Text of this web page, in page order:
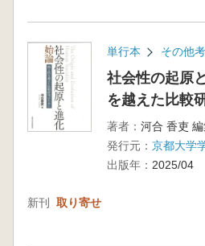
単行本 その他
社会性の起原
を越えた比較
著者： 河合 香吏
発行元： 京都大学
出版年： 2025/04
新刊 取り寄せ